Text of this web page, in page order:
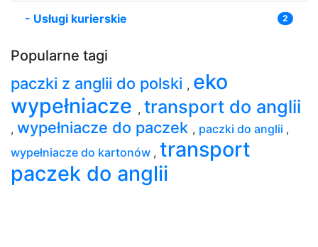
- Usługi kurierskie 2
Popularne tagi
paczki z anglii do polski , eko
wypełniacze , transport do anglii
, wypełniacze do paczek , paczki do anglii ,
wypełniacze do kartonów , transport
paczek do anglii